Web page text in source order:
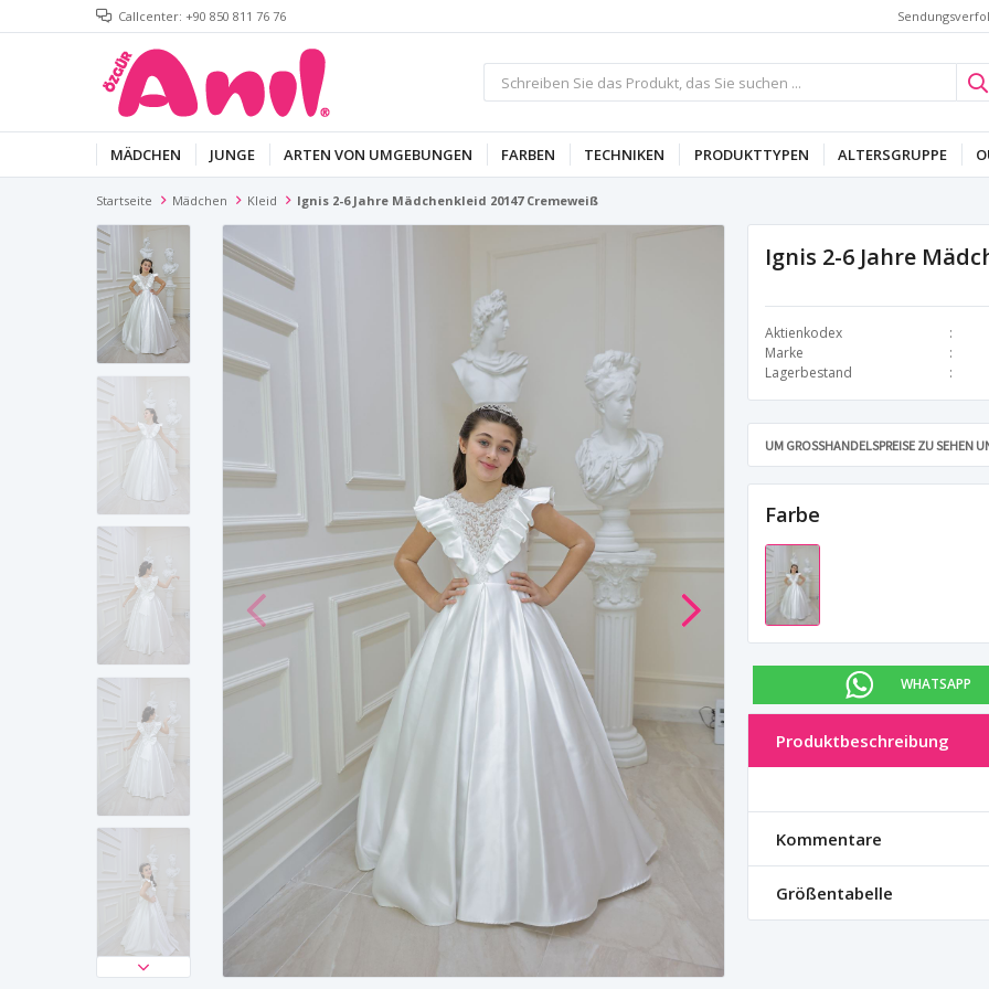
Callcenter: +90 850 811 76 76
MÄDCHEN JUNGE ARTEN VON UMGEBUNGEN FARBEN TECHNIKEN PRODUKTTYPEN ALTERSGRUPPE
Startseite Mädchen Kleid Ignis 2-6 Jahre Mädchenkleid 20147 Cremeweiß
Ignis 2-6 Jahre
Aktienkodex
Marke
Lagerbestand
UM GROSSHANDELSPREISE ZU SEHEN
Farbe
WHATSAPP
Produktbeschreibung
Kommentare
Größentabelle